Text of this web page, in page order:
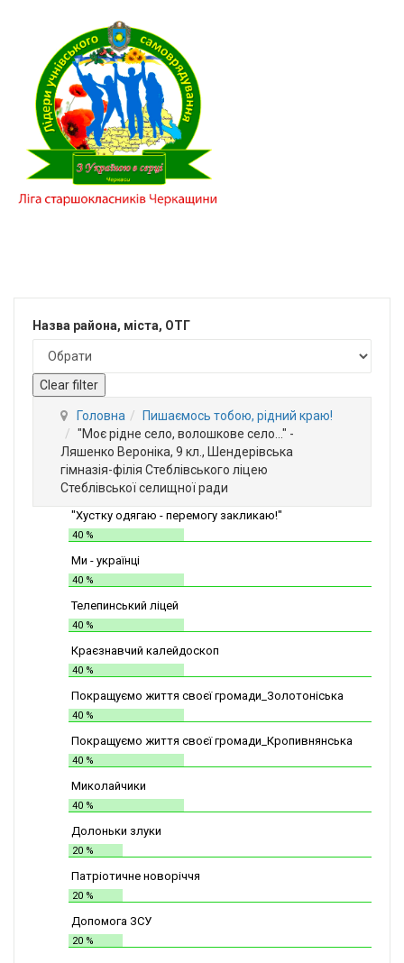
Назва района, міста, ОТГ
Clear filter
Головна
Пишаємось тобою, рідний краю!
"Моє рідне село, волошкове село..." -
Ляшенко Вероніка, 9 кл., Шендерівська
гімназія-філія Стеблівського ліцею
Стеблівської селищної ради
"Хустку одягаю - перемогу закликаю!"
40 %
Ми - українці
40 %
Телепинський ліцей
40 %
Краєзнавчий калейдоскоп
40 %
Покращуємо життя своєї громади_Золотоніська
СШІТ №2
40 %
Покращуємо життя своєї громади_Кропивнянська
ЗОШ
40 %
Миколайчики
40 %
Долоньки злуки
20 %
Патріотичне новоріччя
20 %
Допомога ЗСУ
20 %